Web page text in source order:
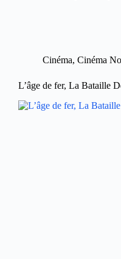
Cinéma, Cinéma
L’âge de fer, La Bataille